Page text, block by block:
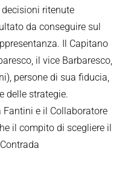
decisioni ritenute
da conseguire sul
Il Capitano
il vice Barbaresco,
persone di sua fiducia,
delle strategie.
e il Collaboratore
il compito di scegliere il